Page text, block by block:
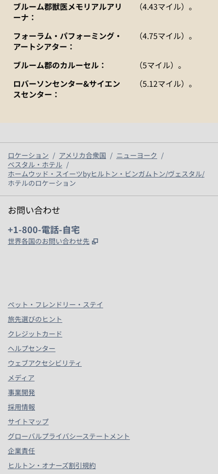
ブルーム郡獣医メモリアルアリ
ーナ：
（4.43マイル）。
フォーラム・パフォーミング・
アートシアター：
（4.75マイル）。
ブルーム郡のカルーセル：
（5マイル）。
ロバーソンセンター&サイエン
スセンター：
（5.12マイル）。
ロケーション / アメリカ合衆国 / ニューヨーク /
ベスタル・ホテル /
ホームウッド・スイーツbyヒルトン・ビンガムトン/ヴェスタル/
ホテルのロケーション
お問い合わせ
電話：
+1-800-電話-自宅
世界各国のお問い合わせ先 ,
ペット・フレンドリー・ステイ
旅先選びのヒント
クレジットカード
ヘルプセンター
ウェブアクセシビリティ
メディア
事業開発
採用情報
サイトマップ
グローバルプライバシーステートメント
企業責任
ヒルトン・オナーズ割引規約